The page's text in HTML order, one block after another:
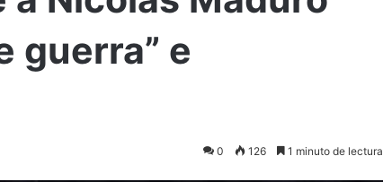
guerra” e
0 126 1 minuto de lectura